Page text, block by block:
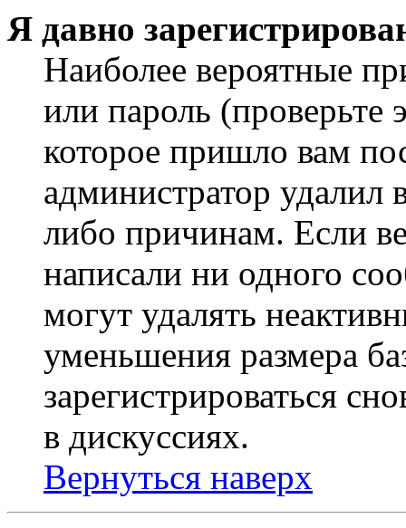
Я давно
Наиболее вероятные
или пароль (проверьте
которое пришло вам
администратор
либо причинам. Если
написали ни одного
могут удалять
уменьшения размера
зарегистрироваться
в дискуссиях.
Вернуться наверх